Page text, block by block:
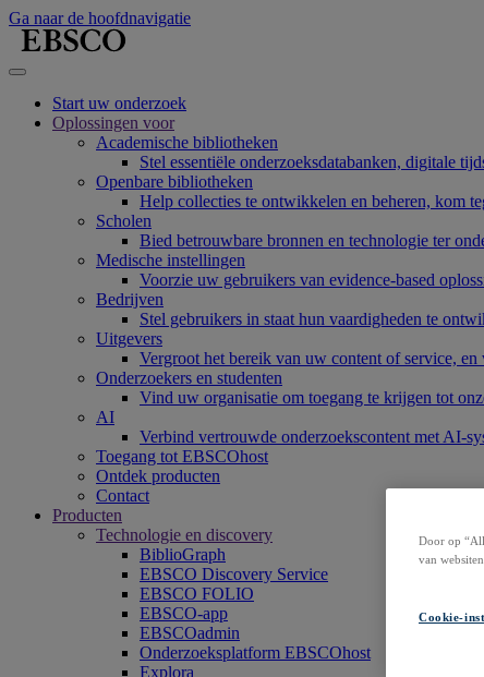
Ga naar de hoofdnavigatie
Start uw onderzoek
Oplossingen voor
Academische bibliotheken
Stel essentiële onderzoeksdatabanken, digitale
Openbare bibliotheken
Help collecties te ontwikkelen en beheren, kom
Scholen
Bied betrouwbare bronnen en technologie ter
Medische instellingen
Voorzie uw gebruikers van evidence-based
Bedrijven
Stel gebruikers in staat hun vaardigheden te
Uitgevers
Vergroot het bereik van uw content of service,
Onderzoekers en studenten
Vind uw organisatie om toegang te krijgen tot
AI
Verbind vertrouwde onderzoekscontent met AI-
Toegang tot EBSCOhost
Ontdek producten
Contact
Producten
Technologie en discovery
BiblioGraph
EBSCO Discovery Service
EBSCO FOLIO
EBSCO-app
EBSCOadmin
Onderzoeksplatform EBSCOhost
Explora
Door op
van
Cookie-